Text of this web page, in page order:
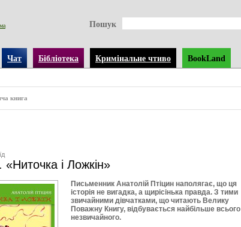
Пошук
Чат Бібліотека Кримінальне чтиво BookLand
книга
«Ниточка і Ложкін»
Письменник Анатолій Птіцин наполягає, що ця
історія не вигадка, а щирісінька правда. З тими
звичайними дівчатками, що читають Велику
Поважну Книгу, відбувається найбільше всього
незвичайного.